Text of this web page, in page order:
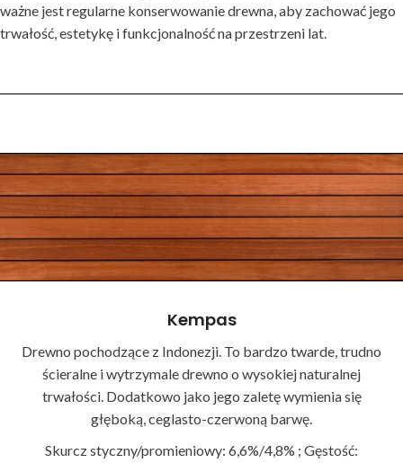
ważne jest regularne konserwowanie drewna, aby zachować jego
trwałość, estetykę i funkcjonalność na przestrzeni lat.
Kempas
Drewno pochodzące z Indonezji. To bardzo twarde, trudno
ścieralne i wytrzymale drewno o wysokiej naturalnej
trwałości. Dodatkowo jako jego zaletę wymienia się
głęboką, ceglasto-czerwoną barwę.
Skurcz styczny/promieniowy: 6,6%/4,8% ; Gęstość: